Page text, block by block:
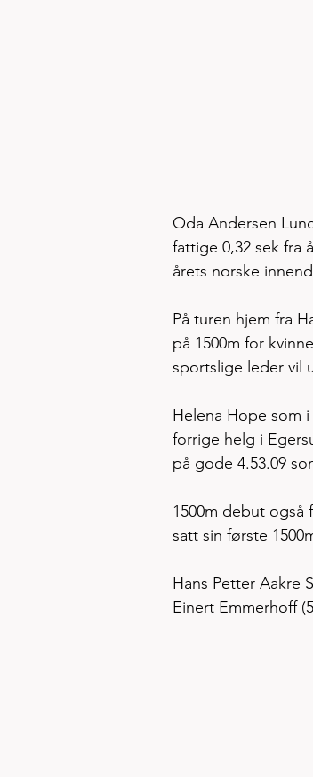
Oda Andersen
fattige 0,32 sek fra
årets norske
På turen hjem fra
på 1500m for
sportslige leder vil
Helena Hope som
forrige helg i
på gode 4.53.09
1500m debut også
satt sin første
Hans Petter Aakre
Einert Emmerhoff